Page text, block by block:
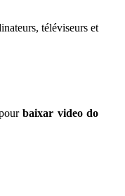
téléviseurs et
baixar video do